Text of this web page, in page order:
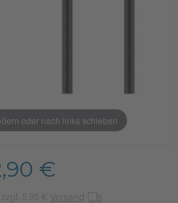
oder nach links schieben
€
zzgl. 5,95 € Versand